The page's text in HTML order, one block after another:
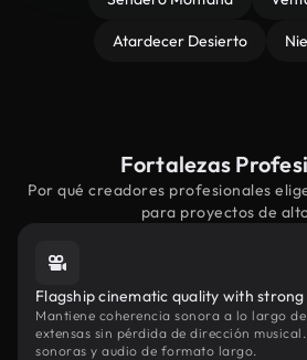
Atardecer Desierto
Fortalezas
Por qué creadores profesionales
para proyectos de
Flagship cinematic quality with
Mantiene coherencia sonora a lo largo
extensas sin pérdida de dirección
sonoras y audio de formato largo.